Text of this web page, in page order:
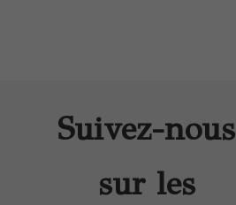
Suivez-nous
sur les